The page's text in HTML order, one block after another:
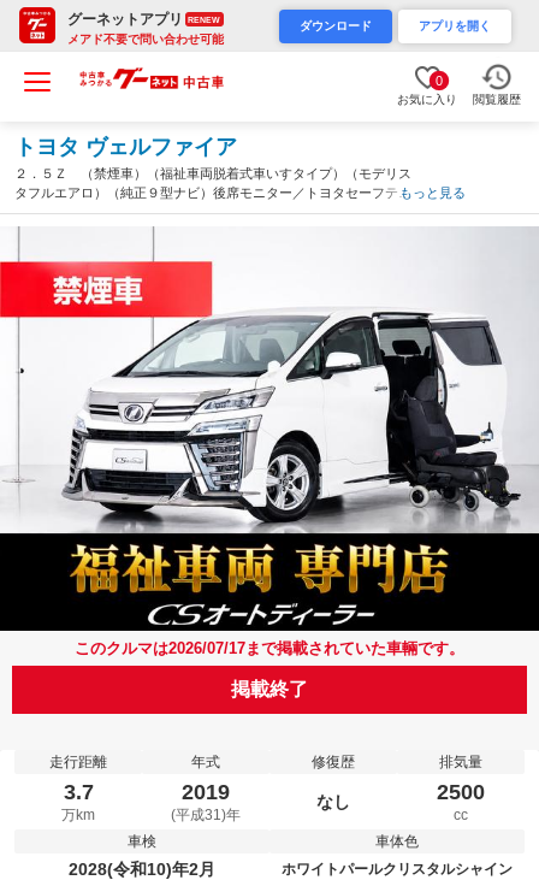
グーネットアプリ RENEW
メアド不要で問い合わせ可能
ダウンロード アプリを開く
0
お気に入り 閲覧履歴
トヨタ ヴェルファイア
２．５Ｚ （禁煙車）（福祉車両脱着式車いすタイプ）（モデリス
タフルエアロ）（純正９型ナビ）後席モニター／トヨタセーフティ
センス／踏み間違い防止装置／デジタルインナーミラー／ＢＳＭ／
ＲＣＴＡ／両側自動ドア／（埼玉県）
もっと見る
このクルマは2026/07/17まで掲載されていた車輛です。
掲載終了
走行距離
3.7
万km
年式
2019
(平成31)年
修復歴
なし
排気量
2500
cc
車検
2028(令和10)年2月
車体色
ホワイトパールクリスタルシャイン